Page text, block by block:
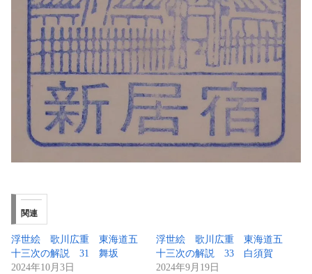
関連
浮世絵 歌川広重 東海道五
十三次の解説 31 舞坂
2024年10月3日
浮世絵 歌川広重 東海道五
十三次の解説 33 白須賀
2024年9月19日